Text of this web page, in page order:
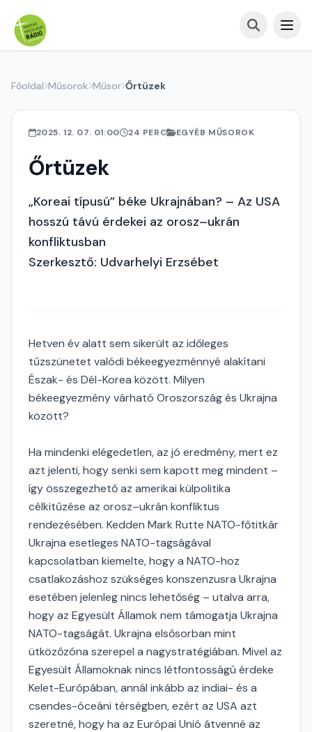
Főoldal Műsorok Műsor Őrtüzek
2025. 12. 07. 01:00 24 PERC EGYÉB MŰSOROK
Őrtüzek
„Koreai típusú” béke Ukrajnában? – Az USA
hosszú távú érdekei az orosz–ukrán
konfliktusban
Szerkesztő: Udvarhelyi Erzsébet
Hetven év alatt sem sikerült az időleges
tűzszünetet valódi békeegyezménnyé alakítani
Észak- és Dél-Korea között. Milyen
békeegyezmény várható Oroszország és Ukrajna
között?
Ha mindenki elégedetlen, az jó eredmény, mert ez
azt jelenti, hogy senki sem kapott meg mindent –
így összegezhető az amerikai külpolitika
célkitűzése az orosz–ukrán konfliktus
rendezésében. Kedden Mark Rutte NATO-főtitkár
Ukrajna esetleges NATO-tagságával
kapcsolatban kiemelte, hogy a NATO-hoz
csatlakozáshoz szükséges konszenzusra Ukrajna
esetében jelenleg nincs lehetőség – utalva arra,
hogy az Egyesült Államok nem támogatja Ukrajna
NATO-tagságát. Ukrajna elsősorban mint
ütközőzóna szerepel a nagystratégiában. Mivel az
Egyesült Államoknak nincs létfontosságú érdeke
Kelet-Európában, annál inkább az indiai- és a
csendes-óceáni térségben, ezért az USA azt
szeretné, hogy ha az Európai Unió átvenné az